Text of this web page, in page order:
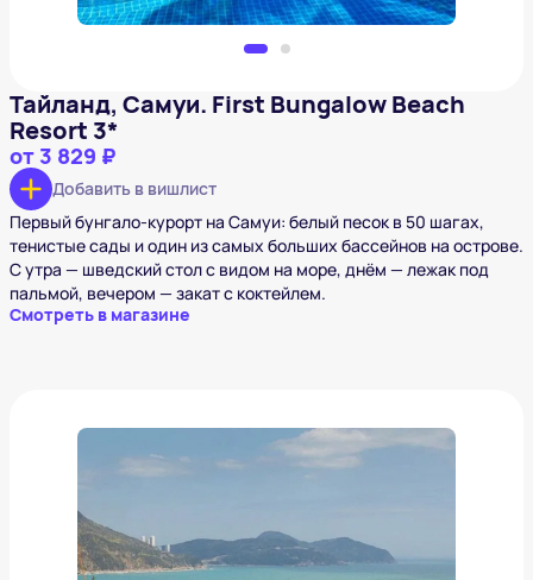
Тайланд, Самуи. First Bungalow Beach
Resort 3*
от 3 829 ₽
Добавить в вишлист
Первый бунгало-курорт на Самуи: белый песок в 50 шагах,
тенистые сады и один из самых больших бассейнов на острове.
С утра — шведский стол с видом на море, днём — лежак под
пальмой, вечером — закат с коктейлем.
Смотреть в магазине